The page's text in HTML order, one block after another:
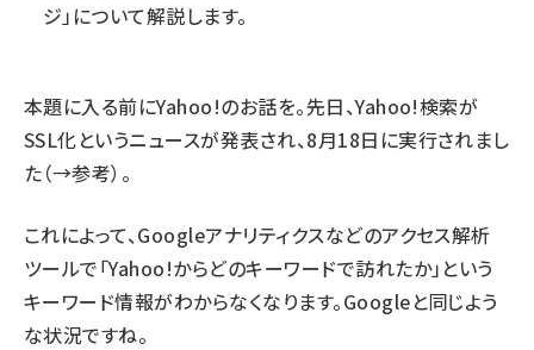
ジ」について解説します。
本題に入る前にYahoo!のお話を。先日、Yahoo!検索が
SSL化というニュースが発表され、8月18日に実行されまし
た（→参考）。
これによって、Googleアナリティクスなどのアクセス解析
ツールで「Yahoo!からどのキーワードで訪れたか」という
キーワード情報がわからなくなります。Googleと同じよう
な状況ですね。